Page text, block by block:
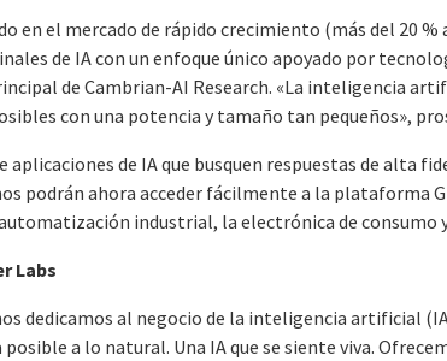
en el mercado de rápido crecimiento (más del 20
de IA con un enfoque único apoyado por
de Cambrian-AI Research. «La inteligencia
con una potencia y tamaño tan pequeños»,
aplicaciones de IA que busquen respuestas de alta
podrán ahora acceder fácilmente a la plataforma
industrial, la electrónica de consumo
Labs
dedicamos al negocio de la inteligencia artificial
posible a lo natural. Una IA que se siente viva.